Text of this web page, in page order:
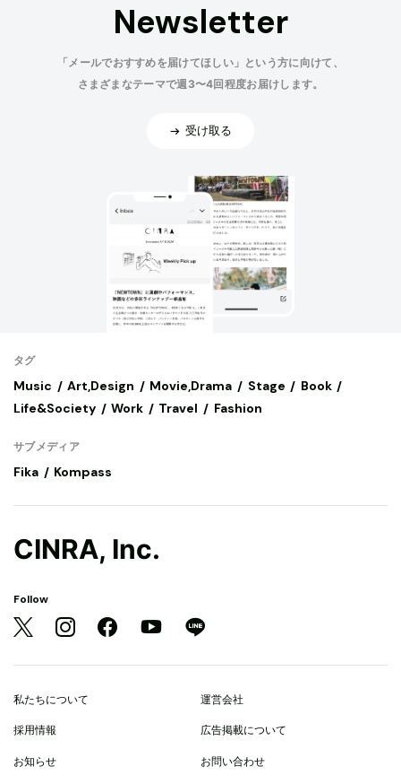
Newsletter
「メールでおすすめを届けてほしい」という方に向けて、
さまざまなテーマで週3〜4回程度お届けします。
受け取る
タグ
Music Art,Design Movie,Drama Stage
Book
Life&Society
Work Travel Fashion
サブメディア
Fika Kompass
CINRA, Inc.
Follow
私たちについて 運営会社
採用情報 広告掲載について
お知らせ お問い合わせ